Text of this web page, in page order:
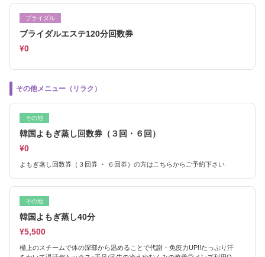
ブライダル
ブライダルエステ120分回数券
¥0
その他メニュー（リラク）
その他
韓国よもぎ蒸し回数券（３回・６回）
¥0
よもぎ蒸し回数券（３回券 ・ ６回券）の方はこちらからご予約下さい
その他
韓国よもぎ蒸し40分
¥5,500
極上のスチームで体の深部から温めることで代謝・免疫力UP!!たっぷり汗